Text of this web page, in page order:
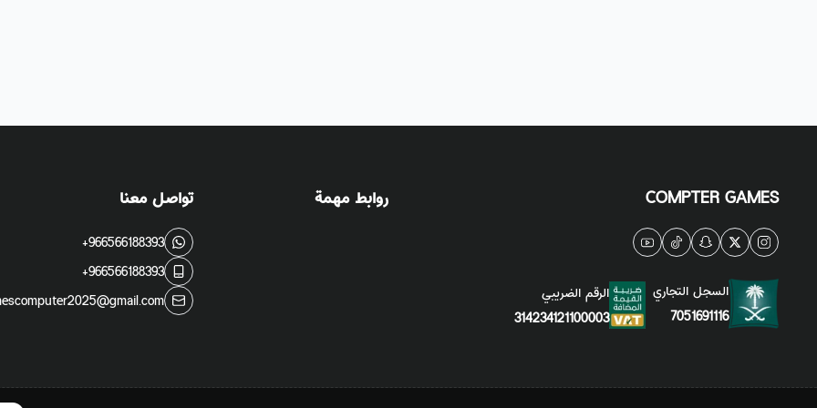
COMPTER GAMES
السجل التجاري
7051691116
الرقم الضريبي
314234121100003
روابط مهمة تواصل معنا
+966566188393
+966566188393